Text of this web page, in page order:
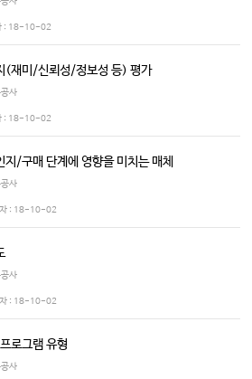
: 18-10-02
(재미/신뢰성/정보성 등) 평가
사
: 18-10-02
지/구매 단계에 영향을 미치는 매체
사
: 18-10-02
사
: 18-10-02
로그램 유형
사